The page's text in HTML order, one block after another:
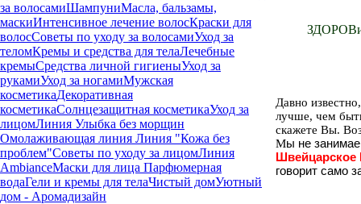
за волосамиШампуниМасла, бальзамы,
маскиИнтенсивное лечение волосКраски для
волосСоветы по уходу за волосамиУход за
теломКремы и средства для телаЛечебные
кремыСредства личной гигиеныУход за
рукамиУход за ногамиМужская
косметикаДекоративная
косметикаСолнцезащитная косметикаУход за
лицомЛиния Улыбка без морщин
Омолаживающая линия Линия "Кожа без
проблем"Советы по уходу за лицомЛиния
AmbianceМаски для лица Парфюмерная
водаГели и кремы для телаЧистый домУютный
дом - Аромадизайн
Давно
лучше, чем
скажете Вы.
Мы не
Швейцарское
говорит само